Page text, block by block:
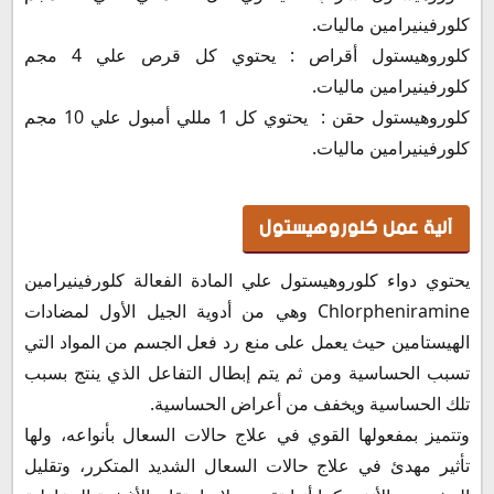
كلورفينيرامين ماليات.
كلوروهيستول أقراص : يحتوي كل قرص علي 4 مجم
كلورفينيرامين ماليات.
كلوروهيستول حقن : يحتوي كل 1 مللي أمبول علي 10 مجم
كلورفينيرامين ماليات.
آلية عمل كلوروهيستول
يحتوي دواء كلوروهيستول علي المادة الفعالة كلورفينيرامين
Chlorpheniramine وهي من أدوية الجيل الأول لمضادات
الهيستامين حيث يعمل على منع رد فعل الجسم من المواد التي
تسبب الحساسية ومن ثم يتم إبطال التفاعل الذي ينتج بسبب
تلك الحساسية ويخفف من أعراض الحساسية.
وتتميز بمفعولها القوي في علاج حالات السعال بأنواعه، ولها
تأثير مهدئ في علاج حالات السعال الشديد المتكرر، وتقليل